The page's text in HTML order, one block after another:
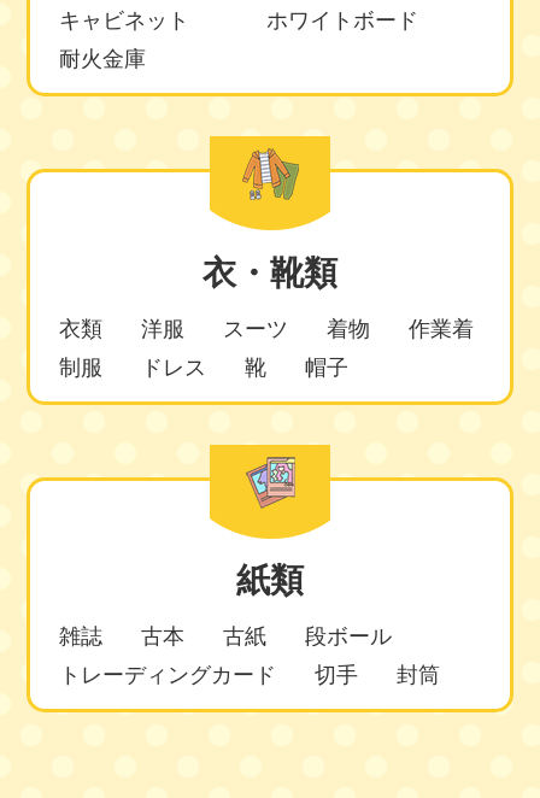
キャビネット
ホワイトボード
耐火金庫
衣・靴類
衣類 洋服 スーツ 着物
作業着
制服
ドレス 靴 帽子
紙類
雑誌 古本 古紙
段ボール
トレーディングカード
切手 封筒